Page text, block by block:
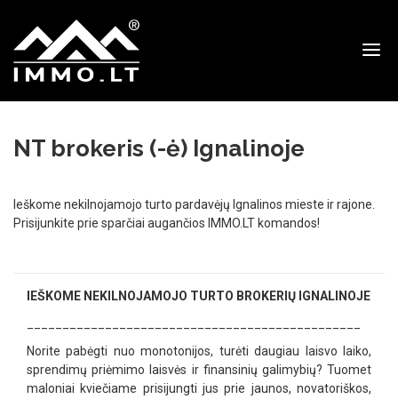
Immo
NT brokeris (-ė) Ignalinoje
Ieškome nekilnojamojo turto pardavėjų Ignalinos mieste ir rajone.
Prisijunkite prie sparčiai augančios IMMO.LT komandos!
IEŠKOME NEKILNOJAMOJO TURTO BROKERIŲ IGNALINOJE
Norite pabėgti nuo monotonijos, turėti daugiau laisvo laiko,
sprendimų priėmimo laisvės ir finansinių galimybių? Tuomet
maloniai kviečiame prisijungti jus prie jaunos, novatoriškos,